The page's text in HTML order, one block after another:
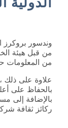
وندسور بروكرز
من المعلومات
علاوة على ذلك
بالحفاظ على
بالإضافة إلى
ركائز ثقافة